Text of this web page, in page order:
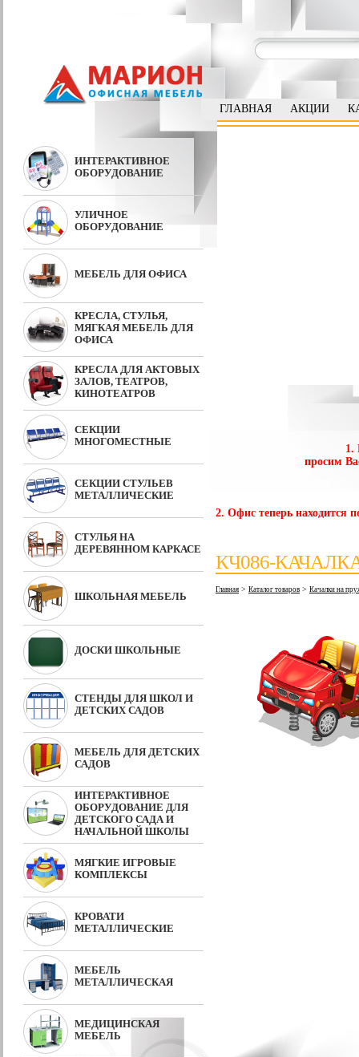
ГЛАВНАЯ АКЦИИ
ИНТЕРАКТИВНОЕ
ОБОРУДОВАНИЕ
УЛИЧНОЕ
ОБОРУДОВАНИЕ
МЕБЕЛЬ ДЛЯ ОФИСА
КРЕСЛА, СТУЛЬЯ,
МЯГКАЯ МЕБЕЛЬ ДЛЯ
ОФИСА
КРЕСЛА ДЛЯ АКТОВЫХ
ЗАЛОВ, ТЕАТРОВ,
КИНОТЕАТРОВ
СЕКЦИИ
МНОГОМЕСТНЫЕ
СЕКЦИИ СТУЛЬЕВ
МЕТАЛЛИЧЕСКИЕ
СТУЛЬЯ НА
ДЕРЕВЯННОМ КАРКАСЕ
ШКОЛЬНАЯ МЕБЕЛЬ
ДОСКИ ШКОЛЬНЫЕ
СТЕНДЫ ДЛЯ ШКОЛ И
ДЕТСКИХ САДОВ
МЕБЕЛЬ ДЛЯ ДЕТСКИХ
САДОВ
ИНТЕРАКТИВНОЕ
ОБОРУДОВАНИЕ ДЛЯ
ДЕТСКОГО САДА И
НАЧАЛЬНОЙ ШКОЛЫ
МЯГКИЕ ИГРОВЫЕ
КОМПЛЕКСЫ
КРОВАТИ
МЕТАЛЛИЧЕСКИЕ
МЕБЕЛЬ
МЕТАЛЛИЧЕСКАЯ
МЕДИЦИНСКАЯ
МЕБЕЛЬ
1.
просим
2. Офис теперь находится
КЧ086-
Главная > Каталог товаров > Качалки на